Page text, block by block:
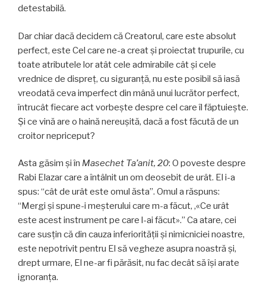
detestabilă.
Dar chiar dacă decidem că Creatorul, care este absolut
perfect, este Cel care ne-a creat și proiectat trupurile, cu
toate atributele lor atât cele admirabile cât și cele
vrednice de dispreț, cu siguranță, nu este posibil să iasă
vreodată ceva imperfect din mână unui lucrător perfect,
întrucât fiecare act vorbeşte despre cel care îl făptuieşte.
Și ce vină are o haină nereuşită, dacă a fost făcută de un
croitor nepriceput?
Asta găsim și în Masechet Ta’anit, 20: O poveste despre
Rabi Elazar care a întâlnit un om deosebit de urât. El i-a
spus: “cât de urât este omul ăsta”. Omul a răspuns:
“Mergi și spune-i meșterului care m-a făcut, ‚«Ce urât
este acest instrument pe care l-ai făcut».” Ca atare, cei
care susțin că din cauza inferiorităţii şi nimicniciei noastre,
este nepotrivit pentru El să vegheze asupra noastră și,
drept urmare, El ne-ar fi părăsit, nu fac decât să își arate
ignoranța.